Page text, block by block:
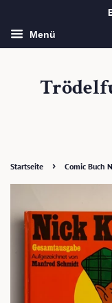
Menü
Startseite › Comic Buch